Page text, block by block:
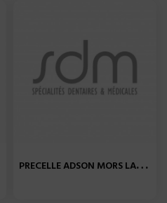
P
RECELLE ADSON MORS LARGE...